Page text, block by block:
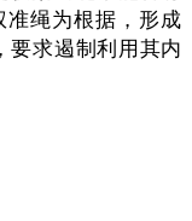
绳为根据，形成
要求遏制利用其内